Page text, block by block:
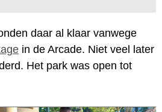
daar al klaar vanwege
in de Arcade. Niet veel later
Het park was open tot